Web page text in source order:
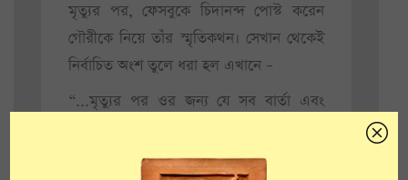
মৃত্যুর পর, ফেসবুকে চিদানন্দ পোস্ট করেন
গৌরীকে নিয়ে তাঁর স্মৃতিকথন। সেখান থেকেই
নির্বাচিত অংশ তুলে ধরা হল এখানে –
“...মৃত্যুর পর ওর জন্য যে সব বার্তা এবং
পরে শান্তি’, ‘স্বর্গ’ এ-ধরনের শব্দ অজস্র। গৌরী